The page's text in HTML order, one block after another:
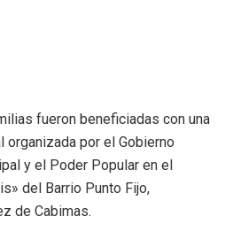
fueron beneficiadas con una
organizada por el Gobierno
y el Poder Popular en el
del Barrio Punto Fijo,
de Cabimas.